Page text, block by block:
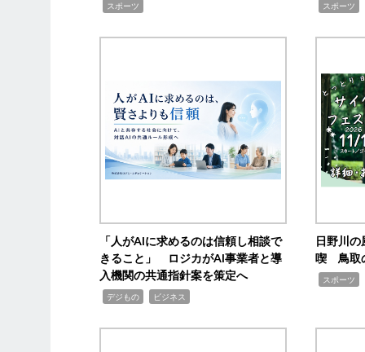
スポーツ スポーツ
「人がAIに求めるのは信頼し相談で
きること」 ロジカがAI事業者と導
入機関の共通指針案を策定へ
デジもの ビジネス
日野川
喫 鳥取
スポーツ